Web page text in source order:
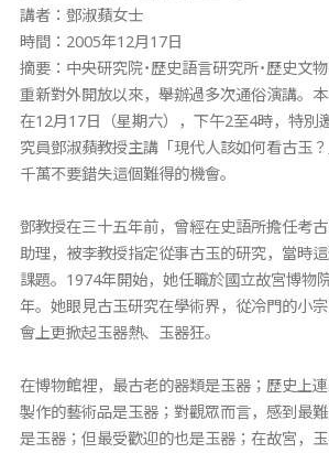
講者：鄧淑蘋女士
時間：2005年12月17日
摘要：中央研究院˙歷史語言研究所˙歷史文
重新對外開放以來，舉辦過多次通俗演講。
在12月17日（星期六），下午2至4時，特別
究員鄧淑蘋教授主講「現代人該如何看古玉？
千萬不要錯失這個難得的機會。
鄧教授在三十五年前，曾經在史語所擔任考
助理，被李教授指定從事古玉的研究，當時
課題。1974年開始，她任職於國立故宮博物
年。她眼見古玉研究在學術界，從冷門的小
會上更掀起玉器熱、玉器狂。
在博物館裡，最古老的器類是玉器；歷史上
製作的藝術品是玉器；對觀眾而言，感到最
是玉器；但最受歡迎的也是玉器；在故宮，